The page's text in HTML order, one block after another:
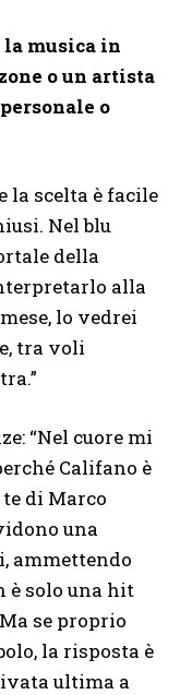
musica in
o un artista
o
la scelta è facile
Nel blu
della
alla
lo vedrei
tra voli
“Nel cuore mi
Califano è
di Marco
una
ammettendo
è solo una hit
se proprio
la risposta è
ultima a